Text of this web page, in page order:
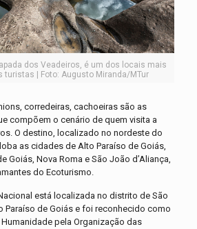
dos Veadeiros, é um dos locais mais
turistas | Foto: Augusto Miranda/MTur
corredeiras, cachoeiras são as
compõem o cenário de quem visita a
O destino, localizado no nordeste do
as cidades de Alto Paraíso de Goiás,
Goiás, Nova Roma e São João d’Aliança,
do Ecoturismo.
está localizada no distrito de São
Paraíso de Goiás e foi reconhecido como
pela Organização das